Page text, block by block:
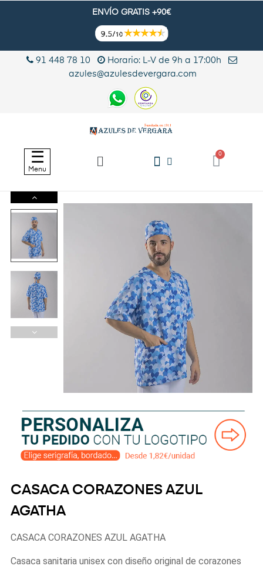
ENVÍO GRATIS +90€
91 448 78 10
Horario: L-V de 9h a 17:00h
azules@azulesdevergara.com
Navegación
de
palanca
☰
Menu
CASACA CORAZONES AZUL
AGATHA
CASACA CORAZONES AZUL AGATHA
Casaca sanitaria unisex con diseño original de corazones